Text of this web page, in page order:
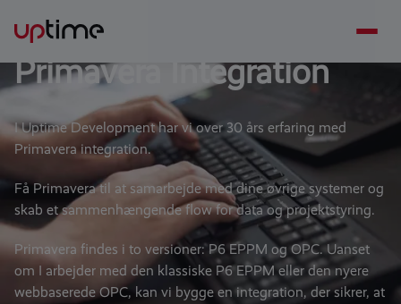
Primavera Integration
I Uptime Development har vi over 30 års erfaring med
Primavera integration.
Få Primavera til at samarbejde med dine øvrige systemer og
skab et sammenhængende flow for data og projektstyring.
Primavera findes i to versioner: P6 EPPM og OPC. Uanset
om I arbejder med den klassiske P6 EPPM eller den nyere
webbaserede OPC, kan vi bygge en integration, der sikrer, at